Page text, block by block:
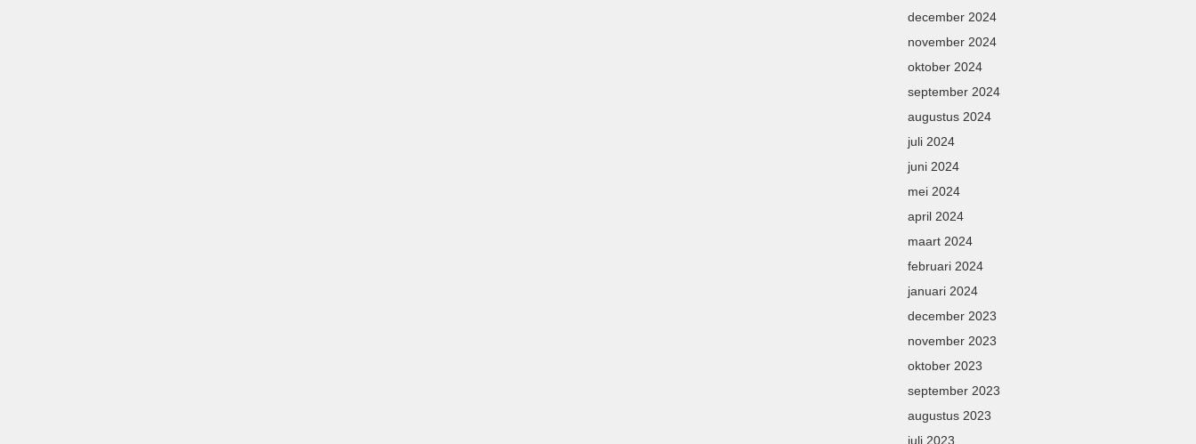
december 2024
november 2024
oktober 2024
september 2024
augustus 2024
juli 2024
juni 2024
mei 2024
april 2024
maart 2024
februari 2024
januari 2024
december 2023
november 2023
oktober 2023
september 2023
augustus 2023
juli 2023